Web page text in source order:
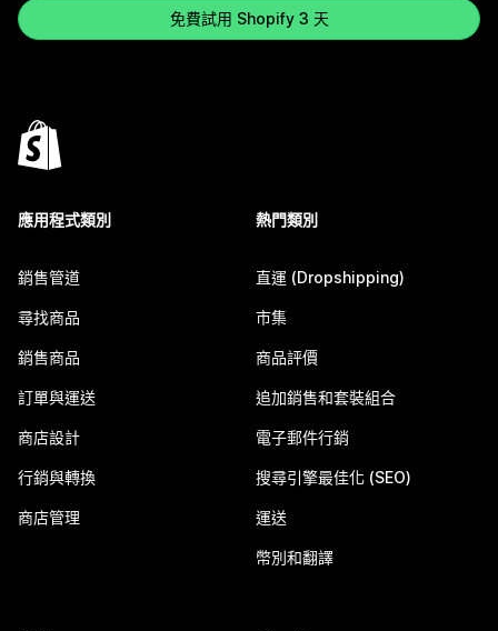
免費試用 Shopify 3 天
應用程式類別
銷售管道
尋找商品
銷售商品
訂單與運送
商店設計
行銷與轉換
商店管理
熱門類別
直運 (Dropshipping)
市集
商品評價
追加銷售和套裝組合
電子郵件行銷
搜尋引擎最佳化 (SEO)
運送
幣別和翻譯